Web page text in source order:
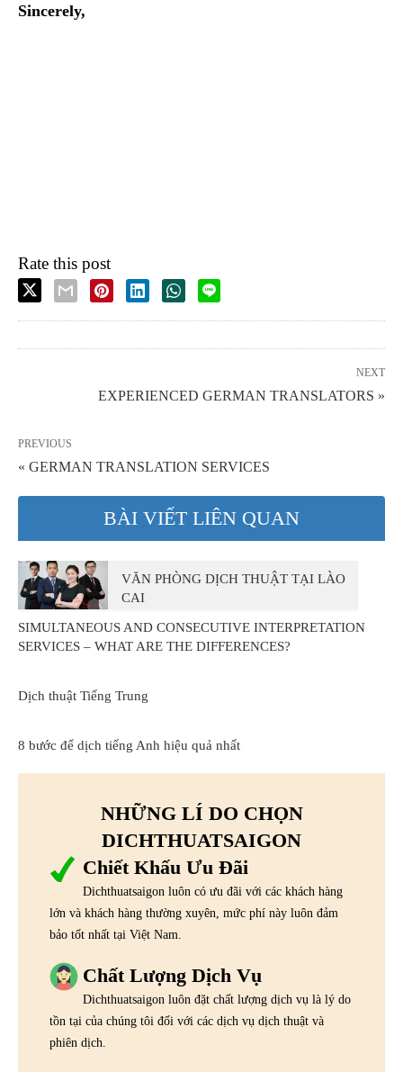
Sincerely,
Rate this post
NEXT
EXPERIENCED GERMAN TRANSLATORS »
PREVIOUS
« GERMAN TRANSLATION SERVICES
BÀI VIẾT LIÊN QUAN
VĂN PHÒNG DỊCH THUẬT TẠI LÀO
CAI
SIMULTANEOUS AND CONSECUTIVE INTERPRETATION
SERVICES – WHAT ARE THE DIFFERENCES?
Dịch thuật Tiếng Trung
8 bước để dịch tiếng Anh hiệu quả nhất
NHỮNG LÍ DO CHỌN
DICHTHUATSAIGON
Chiết Khấu Ưu Đãi
Dichthuatsaigon luôn có ưu đãi với các khách hàng
lớn và khách hàng thường xuyên, mức phí này luôn đảm
bảo tốt nhất tại Việt Nam.
Chất Lượng Dịch Vụ
Dichthuatsaigon luôn đặt chất lượng dịch vụ là lý do
tồn tại của chúng tôi đối với các dịch vụ dịch thuật và
phiên dịch.